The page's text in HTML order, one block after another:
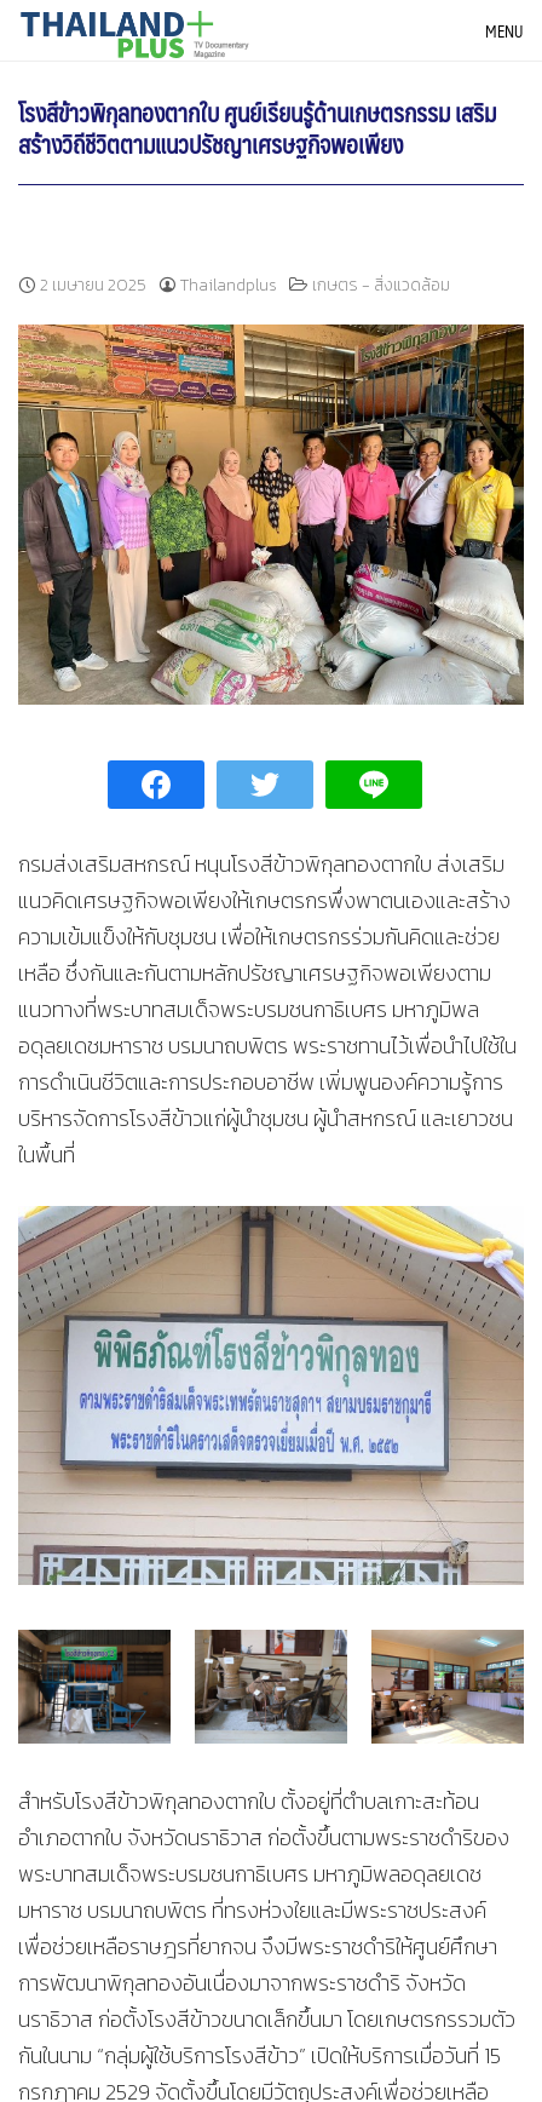
SkipTHAILANDPLUS NEWS MENU
โรงสีข้าวพิกุลทองตากใบ ศูนย์เรียนรู้ด้านเกษตรกรรม เสริม
สร้างวิถีชีวิตตามแนวปรัชญาเศรษฐกิจพอเพียง
2 เมษายน 2025 Thailandplus เกษตร - สิ่งแวดล้อม
กรมส่งเสริมสหกรณ์ หนุนโรงสีข้าวพิกุลทองตากใบ ส่งเสริม
แนวคิดเศรษฐกิจพอเพียงให้เกษตรกรพึ่งพาตนเองและสร้าง
ความเข้มแข็งให้กับชุมชน เพื่อให้เกษตรกรร่วมกันคิดและช่วย
เหลือ ซึ่งกันและกันตามหลักปรัชญาเศรษฐกิจพอเพียงตาม
แนวทางที่พระบาทสมเด็จพระบรมชนกาธิเบศร มหาภูมิพล
อดุลยเดชมหาราช บรมนาถบพิตร พระราชทานไว้เพื่อนำไปใช้ใน
การดำเนินชีวิตและการประกอบอาชีพ เพิ่มพูนองค์ความรู้การ
บริหารจัดการโรงสีข้าวแก่ผู้นำชุมชน ผู้นำสหกรณ์ และเยาวชน
ในพื้นที่
สำหรับโรงสีข้าวพิกุลทองตากใบ ตั้งอยู่ที่ตำบลเกาะสะท้อน
อำเภอตากใบ จังหวัดนราธิวาส ก่อตั้งขึ้นตามพระราชดำริของ
พระบาทสมเด็จพระบรมชนกาธิเบศร มหาภูมิพลอดุลยเดช
มหาราช บรมนาถบพิตร ที่ทรงห่วงใยและมีพระราชประสงค์
เพื่อช่วยเหลือราษฎรที่ยากจน จึงมีพระราชดำริให้ศูนย์ศึกษา
การพัฒนาพิกุลทองอันเนื่องมาจากพระราชดำริ จังหวัด
นราธิวาส ก่อตั้งโรงสีข้าวขนาดเล็กขึ้นมา โดยเกษตรกรรวมตัว
กันในนาม “กลุ่มผู้ใช้บริการโรงสีข้าว” เปิดให้บริการเมื่อวันที่ 15
กรกฎาคม 2529 จัดตั้งขึ้นโดยมีวัตถุประสงค์เพื่อช่วยเหลือ